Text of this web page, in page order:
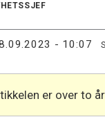
- 10:07
er over to